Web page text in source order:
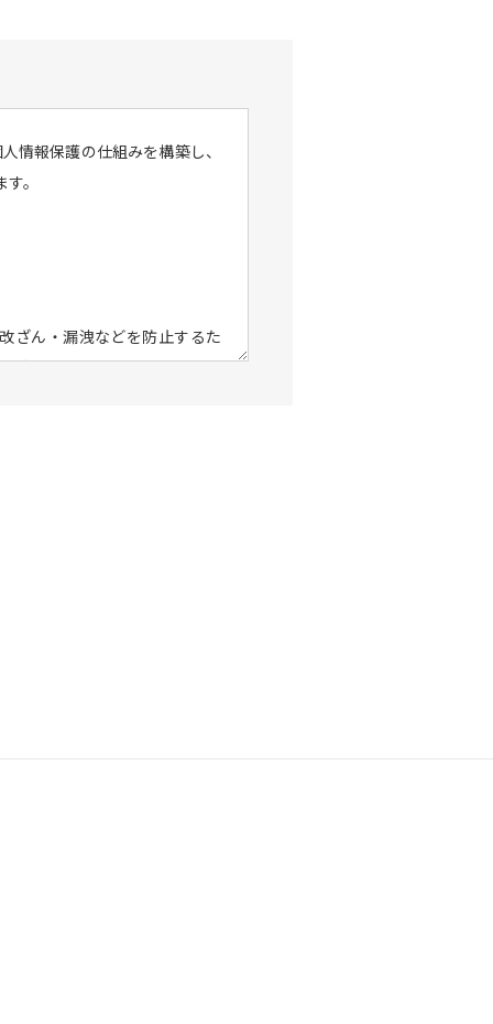
情報保護の仕組みを構築し、
。
ざん・漏洩などを防止するた
実施し個人情報の厳重な管理
子メールや資料のご送付に利
報を第三者に開示いたしませ
の上、対応させていただきま
の内容を適宜見直し、その改